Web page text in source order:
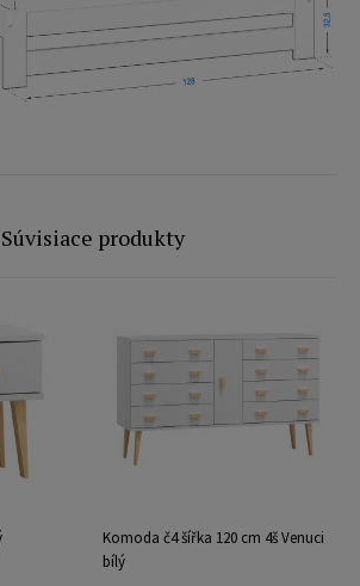
Súvisiace produkty
Komoda č4 šířka 120 cm 4š Venuci
bílý